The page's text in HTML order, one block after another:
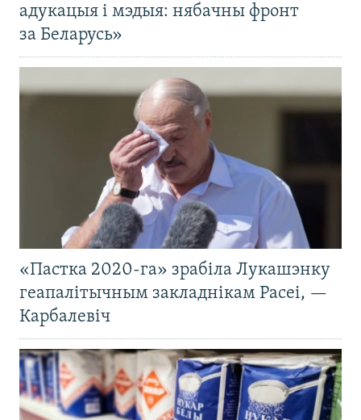
адукацыя і мэдыя: нябачны фронт
за Беларусь»
«Пастка 2020-га» зрабіла Лукашэнку
геапалітычным закладнікам Расеі, —
Карбалевіч